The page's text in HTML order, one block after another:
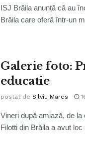
ISJ Brăila anunță că au
Brăila care oferă într-un
Galerie foto:
educatie
postat de Silviu Mares
Vineri după amiază, de
Filotti din Brăila a avut loc